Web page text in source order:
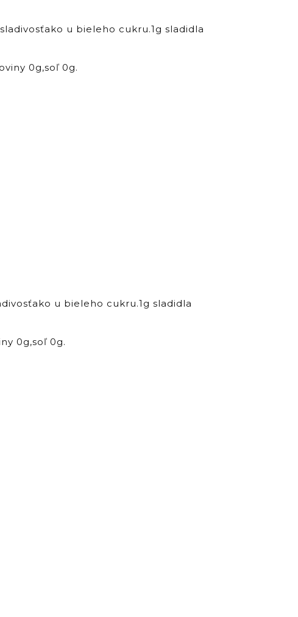
u bieleho cukru.1g sladidla
0g,soľ 0g.
u bieleho cukru.1g sladidla
0g,soľ 0g.